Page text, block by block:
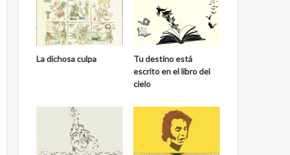
La dichosa culpa
Tu destino está
escrito en el libro del
cielo